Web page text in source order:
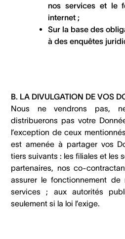
nos services et le
internet ;
Sur la base des
à des enquêtes
B. LA DIVULGATION DE VOS
Nous ne vendrons pas,
distribuerons pas votre
l’exception de ceux
est amenée à partager vos
tiers suivants : les filiales et les
partenaires, nos co-
assurer le fonctionnement
services ; aux autorités
seulement si la loi l’exige.